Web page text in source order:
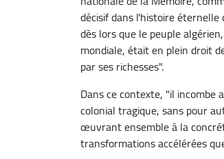
décisif dans l'histoire
dès lors que le peuple
mondiale, était en plein droit
par ses richesses".
Dans ce contexte, "il
colonial tragique, sans pour
œuvrant ensemble à la
transformations accélérées